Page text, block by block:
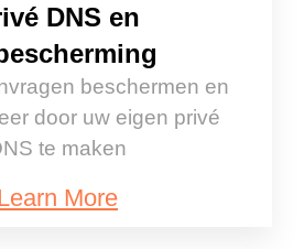
DNS en
beschermen en
door uw eigen privé
te maken
More